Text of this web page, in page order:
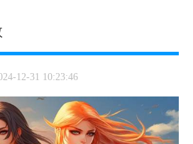
12-31 10:23:46